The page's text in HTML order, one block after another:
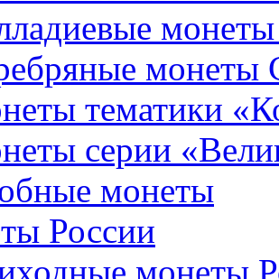
монеты
тематики
серии
монеты
России